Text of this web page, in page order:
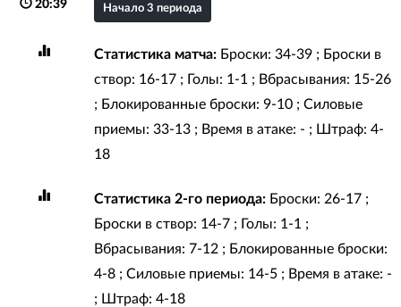
20:39 Начало 3 периода
Статистика матча:Броски: 34-39 ; Броски в
створ: 16-17 ; Голы: 1-1 ; Вбрасывания: 15-26
; Блокированные броски: 9-10 ; Силовые
приемы: 33-13 ; Время в атаке: - ; Штраф: 4-
18
Статистика 2-го периода:Броски: 26-17 ;
Броски в створ: 14-7 ; Голы: 1-1 ;
Вбрасывания: 7-12 ; Блокированные броски:
4-8 ; Силовые приемы: 14-5 ; Время в атаке: -
; Штраф: 4-18